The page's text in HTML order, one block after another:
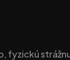
fyzickú